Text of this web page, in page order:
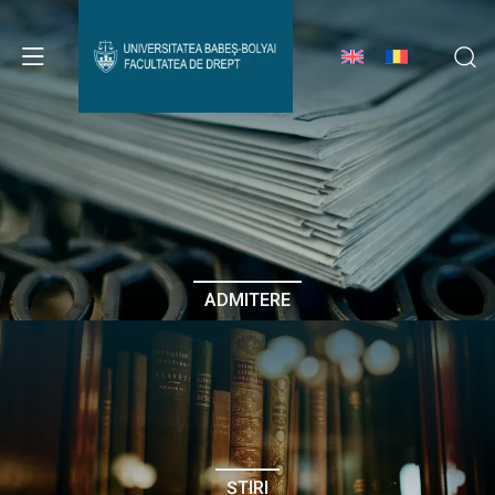
Avizier Studenți
Studii
Admitere
Erasmus & Internațional
Despre Facultate
ADMITERE
ȘTIRI